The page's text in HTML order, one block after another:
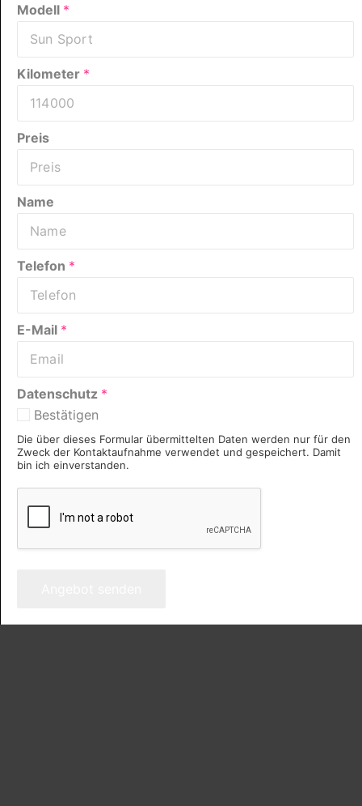
Modell *
Kilometer *
Preis
Name
Telefon *
E-Mail *
Datenschutz *
Bestätigen
Die über dieses Formular übermittelten Daten werden nur für den
Zweck der Kontaktaufnahme verwendet und gespeichert. Damit
bin ich einverstanden.